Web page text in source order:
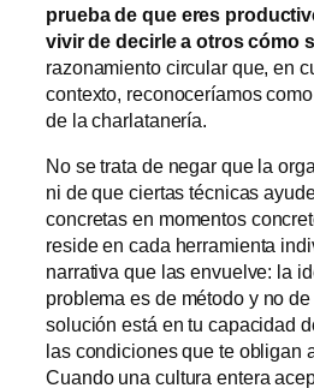
prueba de que eres
vivir de decirle a otros cómo
razonamiento circular que, en
contexto, reconoceríamos
de la charlatanería.
No se trata de negar que la
ni de que ciertas técnicas
concretas en momentos
reside en cada herramienta
narrativa que las envuelve: la
problema es de método y no
solución está en tu capacidad
las condiciones que te obligan
Cuando una cultura entera